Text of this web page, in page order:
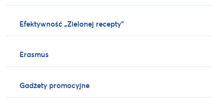
Efektywność „Zielonej recepty”
Erasmus
Gadżety promocyjne